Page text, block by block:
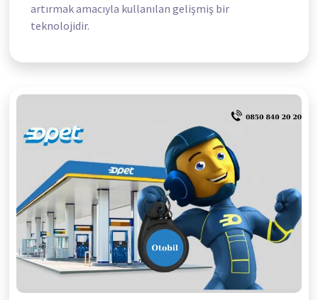
artırmak amacıyla kullanılan gelişmiş bir
teknolojidir.